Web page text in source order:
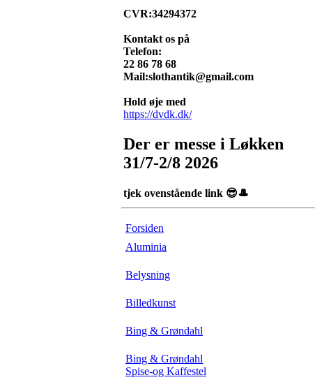
CVR:34294372
Kontakt os på
Telefon:
22 86 78 68
Mail:slothantik@gmail.com
Hold øje med
https://dvdk.dk/
Der er messe i Løkken
31/7-2/8 2026
tjek ovenstående link 😎🎩
Forsiden
Aluminia
Belysning
Billedkunst
Bing & Grøndahl
Bing & Grøndahl
Spise-og Kaffestel